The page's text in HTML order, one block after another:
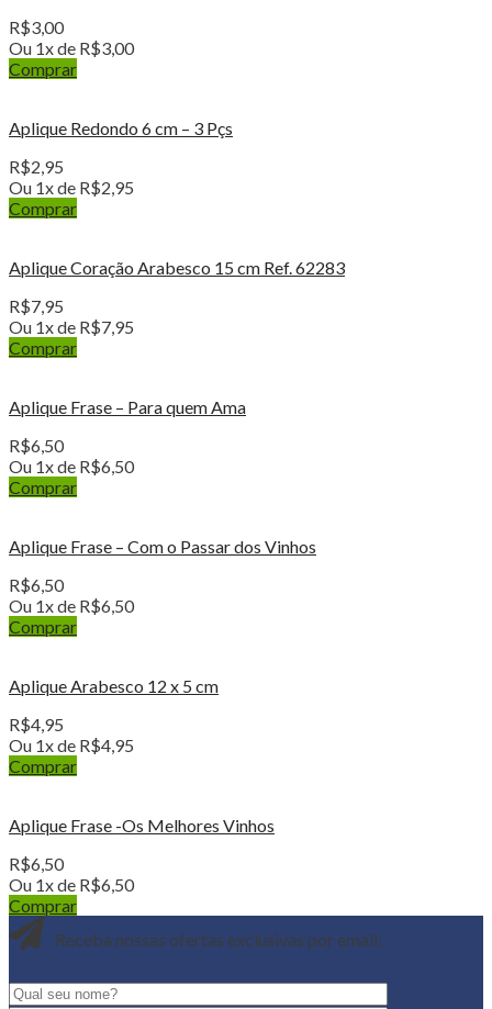
R$3,00
Ou 1x de R$3,00
Comprar
Aplique Redondo 6 cm – 3 Pçs
R$2,95
Ou 1x de R$2,95
Comprar
Aplique Coração Arabesco 15 cm Ref. 62283
R$7,95
Ou 1x de R$7,95
Comprar
Aplique Frase – Para quem Ama
R$6,50
Ou 1x de R$6,50
Comprar
Aplique Frase – Com o Passar dos Vinhos
R$6,50
Ou 1x de R$6,50
Comprar
Aplique Arabesco 12 x 5 cm
R$4,95
Ou 1x de R$4,95
Comprar
Aplique Frase -Os Melhores Vinhos
R$6,50
Ou 1x de R$6,50
Comprar
Receba nossas ofertas exclusivas por email: